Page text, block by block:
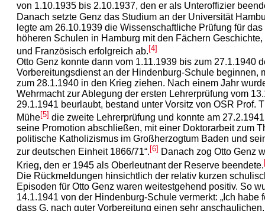
von 1.10.1935 bis 2.10.1937, den er als Unteroffizier
Danach setzte Genz das Studium an der Universität
legte am 26.10.1939 die Wissenschaftliche Prüfung für
höheren Schulen in Hamburg mit den Fächern
und Französisch erfolgreich ab.[4]
Otto Genz konnte dann vom 1.11.1939 bis zum 27.1.1940
Vorbereitungsdienst an der Hindenburg-Schule beginnen,
zum 28.1.1940 in den Krieg ziehen. Nach einem Jahr
Wehrmacht zur Ablegung der ersten Lehrerprüfung vom
29.1.1941 beurlaubt, bestand unter Vorsitz von OSR Prof.
Mühe[5] die zweite Lehrerprüfung und konnte am
seine Promotion abschließen, mit einer Doktorarbeit zum
politische Katholizismus im Großherzogtum Baden und
zur deutschen Einheit 1866/71“. [6] Danach zog Otto Genz
Krieg, den er 1945 als Oberleutnant der Reserve beendete.
Die Rückmeldungen hinsichtlich der relativ kurzen
Episoden für Otto Genz waren weitestgehend positiv. So
14.1.1941 von der Hindenburg-Schule vermerkt: „Ich habe
dass G. nach guter Vorbereitung einen sehr